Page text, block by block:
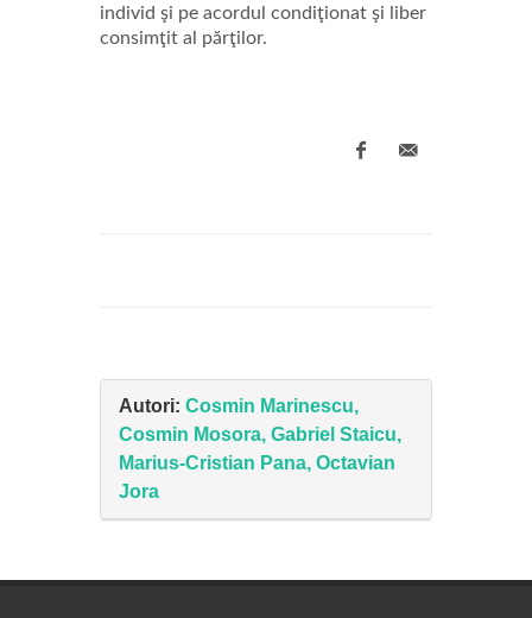
individ şi pe acordul condiţionat şi liber
consimţit al părţilor.
Autori: Cosmin Marinescu,
Cosmin Mosora, Gabriel Staicu,
Marius-Cristian Pana, Octavian
Jora